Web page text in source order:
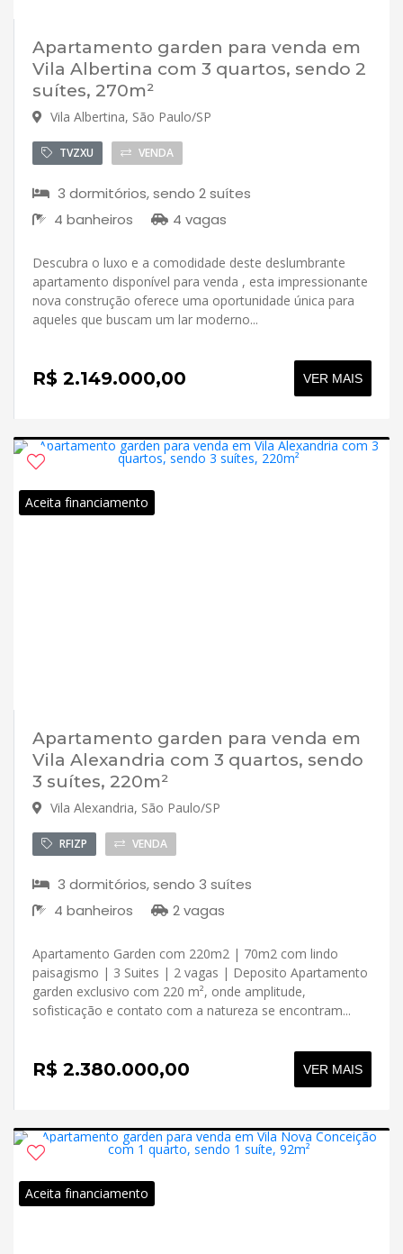
Apartamento garden para venda em
Vila Albertina com 3 quartos, sendo 2
suítes, 270m²
Vila Albertina, São Paulo/SP
TVZXU VENDA
3 dormitórios, sendo 2 suítes
4 banheiros
4 vagas
Descubra o luxo e a comodidade deste deslumbrante
apartamento disponível para venda , esta impressionante
nova construção oferece uma oportunidade única para
aqueles que buscam um lar moderno...
R$ 2.149.000,00 VER MAIS
Aceita financiamento
Apartamento garden para venda em
Vila Alexandria com 3 quartos, sendo
3 suítes, 220m²
Vila Alexandria, São Paulo/SP
RFIZP VENDA
3 dormitórios, sendo 3 suítes
4 banheiros
2 vagas
Apartamento Garden com 220m2 | 70m2 com lindo
paisagismo | 3 Suites | 2 vagas | Deposito Apartamento
garden exclusivo com 220 m², onde amplitude,
sofisticação e contato com a natureza se encontram...
R$ 2.380.000,00 VER MAIS
Aceita financiamento